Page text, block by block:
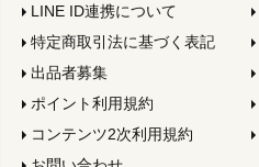
LINE ID連携について
特定商取引法に基づく表記
出品者募集
ポイント利用規約
コンテンツ2次利用規約